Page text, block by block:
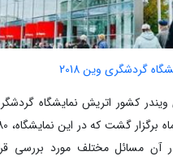
گردشگری وین 2018
ویندر کشور اتریش نمایشگاه
آن مسائل مختلف مورد بررسی